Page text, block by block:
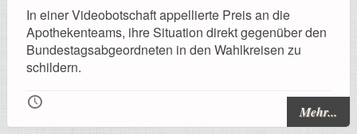
In einer Videobotschaft appellierte Preis an die
Apothekenteams, ihre Situation direkt gegenüber den
Bundestagsabgeordneten in den Wahlkreisen zu
schildern.
🕔 Mehr...